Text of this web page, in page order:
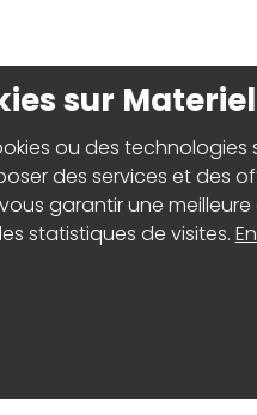
sur
ou des technologies
des services et des
garantir une
statistiques de visites.